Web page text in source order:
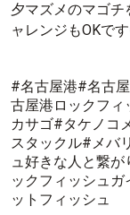
夕マズメのマゴ
ャレンジもOKで
#名古屋港#名古
古屋港ロックフ
カサゴ#タケノコ
スタックル#メバ
ュ好きな人と繋
ックフィッシュ
ットフィッシュ